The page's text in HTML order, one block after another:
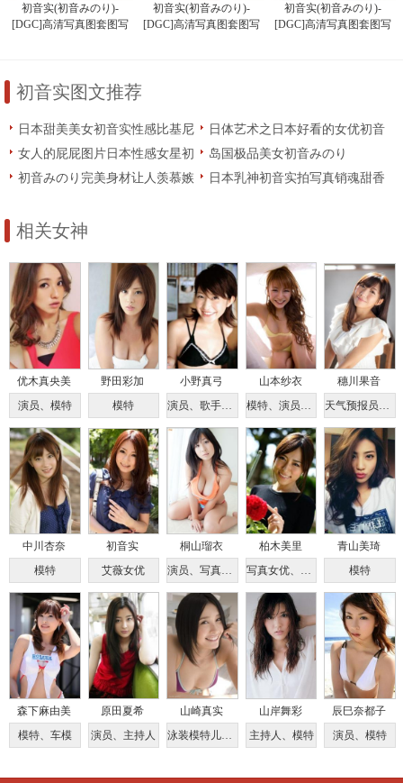
初音实(初音みのり)-
[DGC]高清写真图套图写
初音实(初音みのり)-
[DGC]高清写真图套图写
初音实(初音みのり)-
[DGC]高清写真图套图写
初音实图文推荐
日本甜美美女初音实性感比基尼
写真
日体艺术之日本好看的女优初音
实大胆人体艺术
女人的屁屁图片日本性感女星初
音实薄纱轻舞若隐若现
岛国极品美女初音みのり
初音みのり完美身材让人羡慕嫉
日本乳神初音实拍写真销魂甜香
相关女神
优木真央美
演员、模特
野田彩加
模特
小野真弓
演员、歌手、写真女优
山本纱衣
模特、演员、歌手
穗川果音
天气预报员、模特、写真偶像、演员
中川杏奈
模特
初音实
艾薇女优
桐山瑠衣
演员、写真女优
柏木美里
写真女优、歌手
青山美琦
模特
森下麻由美
模特、车模
原田夏希
演员、主持人
山崎真实
泳装模特儿、演员
山岸舞彩
主持人、模特
辰巳奈都子
演员、模特